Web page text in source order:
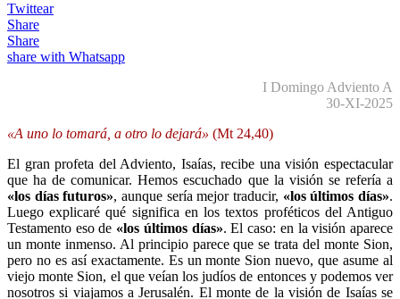
Twittear
Share
Share
share with Whatsapp
I Domingo Adviento A
30-XI-2025
«A uno lo tomará, a otro lo dejará» (Mt 24,40)
El gran profeta del Adviento, Isaías, recibe una visión espectacular
que ha de comunicar. Hemos escuchado que la visión se refería a
«los días futuros», aunque sería mejor traducir, «los últimos días».
Luego explicaré qué significa en los textos proféticos del Antiguo
Testamento eso de «los últimos días». El caso: en la visión aparece
un monte inmenso. Al principio parece que se trata del monte Sion,
pero no es así exactamente. Es un monte Sion nuevo, que asume al
viejo monte Sion, el que veían los judíos de entonces y podemos ver
nosotros si viajamos a Jerusalén. El monte de la visión de Isaías se